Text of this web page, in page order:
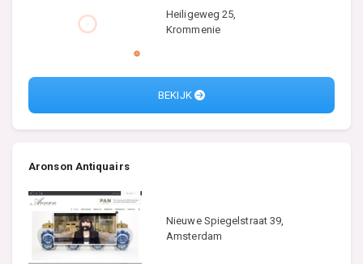
Heiligeweg 25,
Krommenie
BEKIJK
Aronson Antiquairs
Nieuwe Spiegelstraat 39,
Amsterdam